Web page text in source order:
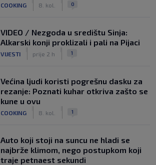
COOKING 8. kol. 0
VIDEO / Nezgoda u središtu Sinja:
Alkarski konji proklizali i pali na Pijaci
VIJESTI prije 2 h 1
Većina ljudi koristi pogrešnu dasku za
rezanje: Poznati kuhar otkriva zašto se
kune u ovu
COOKING 8. kol. 1
Auto koji stoji na suncu ne hladi se
najbrže klimom, nego postupkom koji
traje petnaest sekundi